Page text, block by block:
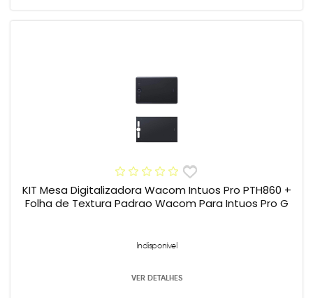
KIT Mesa Digitalizadora Wacom Intuos Pro PTH860 +
Folha de Textura Padrao Wacom Para Intuos Pro G
Indisponível
VER DETALHES